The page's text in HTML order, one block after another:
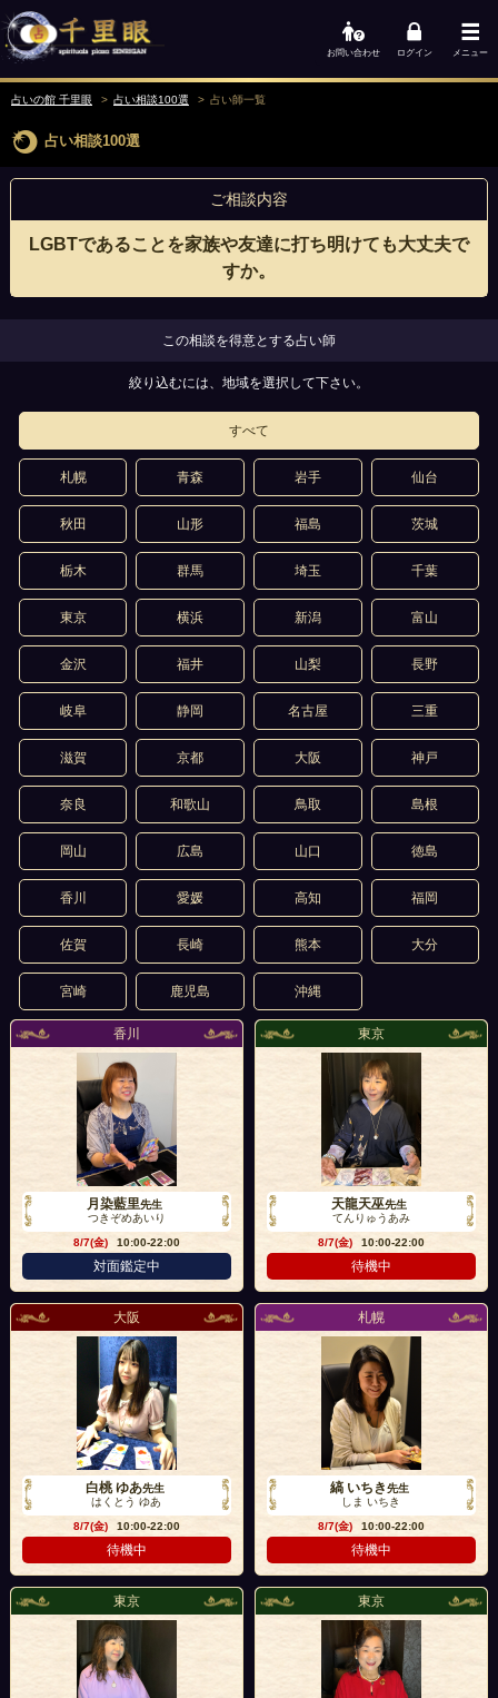
お問い合わせ ログイン メニュー
占いの館 千里眼 占い相談100選 占い師一覧
占い相談100選
ご相談内容
LGBTであることを家族や友達に打ち明けても大丈夫で
すか。
この相談を得意とする占い師
絞り込むには、地域を選択して下さい。
すべて
札幌 青森 岩手 仙台
秋田 山形 福島 茨城
栃木 群馬 埼玉 千葉
東京 横浜 新潟 富山
金沢 福井 山梨 長野
岐阜 静岡 名古屋 三重
滋賀 京都 大阪 神戸
奈良 和歌山 鳥取 島根
岡山 広島 山口 徳島
香川 愛媛 高知 福岡
佐賀 長崎 熊本 大分
宮崎 鹿児島 沖縄
香川
月染藍里先生
つきぞめあいり
8/7(金)
10:00-22:00
対面鑑定中
東京
天龍天巫先生
てんりゅうあみ
8/7(金)
10:00-22:00
待機中
大阪
白桃 ゆあ先生
はくとう ゆあ
8/7(金)
10:00-22:00
待機中
札幌
縞 いちき先生
しま いちき
8/7(金)
10:00-22:00
待機中
東京 東京